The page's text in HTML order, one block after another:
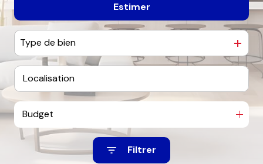
contact
Estimer
Type de bien
Budget
Filtrer